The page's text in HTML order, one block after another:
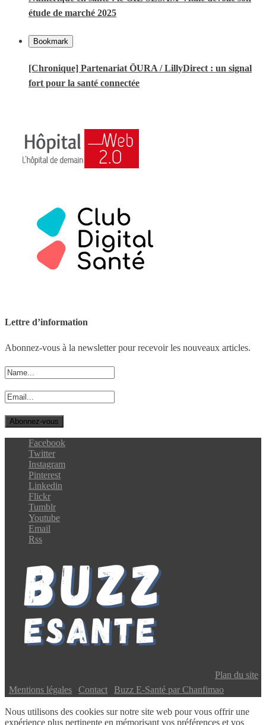
étude de marché 2025
Bookmark
[Chronique] Partenariat ŌURA / LillyDirect : un signal
fort pour la santé connectée
Lettre d’information
Abonnez-vous à la newsletter pour recevoir les nouveaux articles.
Facebook
Twitter
Instagram
Pinterest
Linkedin
Flickr
Tumblr
Youtube
Email
Rss
Plan du site
Mentions légales Contact Buzz E-Santé par Chanfimao
Nous utilisons des cookies sur notre site web pour vous offrir une
expérience plus pertinente en mémorisant vos préférences et vos